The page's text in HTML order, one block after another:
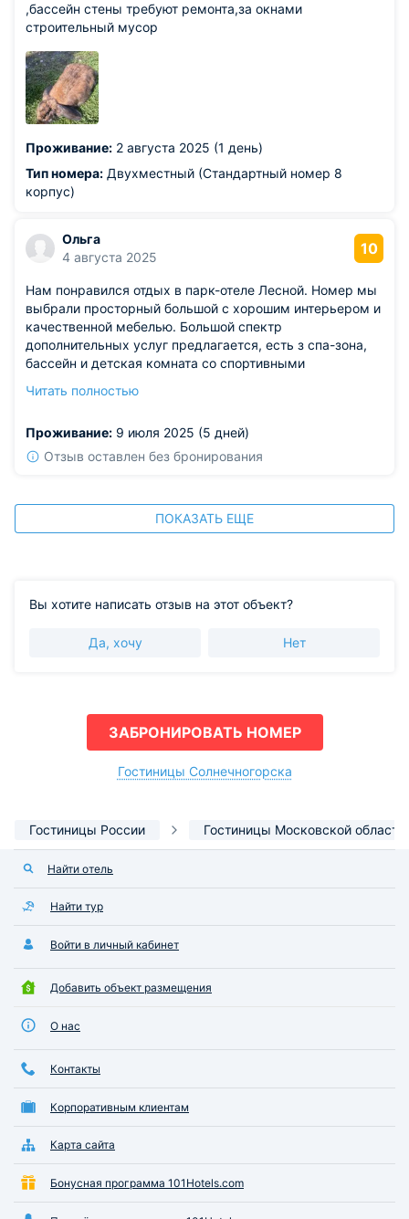
,бассейн стены требуют ремонта,за окнами
строительный мусор
Проживание: 2 августа 2025 (1 день)
Тип номера: Двухместный (Стандартный номер 8
корпус)
Ольга
4 августа 2025
10
Нам понравился отдых в парк-отеле Лесной. Номер мы
выбрали просторный большой с хорошим интерьером и
качественной мебелью. Большой спектр
дополнительных услуг предлагается, есть з спа-зона,
бассейн и детская комната со спортивными
Территория красивая, ну а сервис превосходный.
месте!
Читать полностью
Проживание: 9 июля 2025 (5 дней)
Отзыв оставлен без бронирования
ПОКАЗАТЬ ЕЩЕ
Вы хотите написать отзыв на этот объект?
Да, хочу Нет
ЗАБРОНИРОВАТЬ НОМЕР
Гостиницы Солнечногорска
Гостиницы России Гостиницы Московской области
Найти отель
Найти тур
Войти в личный кабинет
Добавить объект размещения
О нас
Контакты
Корпоративным клиентам
Карта сайта
Бонусная программа 101Hotels.com